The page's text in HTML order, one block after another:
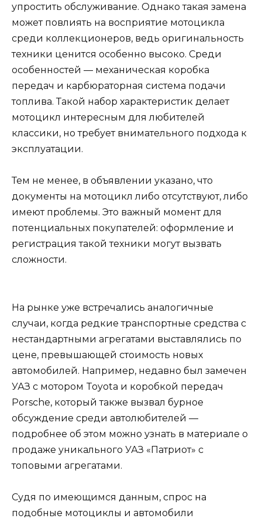
упростить обслуживание. Однако такая замена
может повлиять на восприятие мотоцикла
среди коллекционеров, ведь оригинальность
техники ценится особенно высоко. Среди
особенностей — механическая коробка
передач и карбюраторная система подачи
топлива. Такой набор характеристик делает
мотоцикл интересным для любителей
классики, но требует внимательного подхода к
эксплуатации.
Тем не менее, в объявлении указано, что
документы на мотоцикл либо отсутствуют, либо
имеют проблемы. Это важный момент для
потенциальных покупателей: оформление и
регистрация такой техники могут вызвать
сложности.
На рынке уже встречались аналогичные
случаи, когда редкие транспортные средства с
нестандартными агрегатами выставлялись по
цене, превышающей стоимость новых
автомобилей. Например, недавно был замечен
УАЗ с мотором Toyota и коробкой передач
Porsche, который также вызвал бурное
обсуждение среди автолюбителей —
подробнее об этом можно узнать в материале о
продаже уникального УАЗ «Патриот» с
топовыми агрегатами.
Судя по имеющимся данным, спрос на
подобные мотоциклы и автомобили